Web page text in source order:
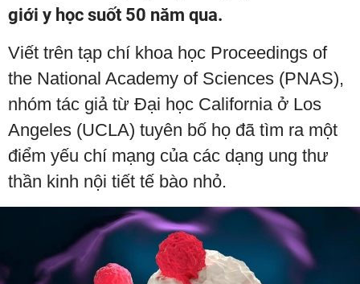
giới y học suốt 50 năm qua.
Viết trên tạp chí khoa học Proceedings of
the National Academy of Sciences (PNAS),
nhóm tác giả từ Đại học California ở Los
Angeles (UCLA) tuyên bố họ đã tìm ra một
điểm yếu chí mạng của các dạng ung thư
thần kinh nội tiết tế bào nhỏ.